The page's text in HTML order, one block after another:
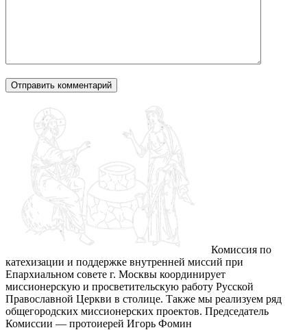
Комиссия по
катехизации и поддержке внутренней миссий при
Епархиальном совете г. Москвы координирует
миссионерскую и просветительскую работу Русской
Православной Церкви в столице. Также мы реализуем ряд
общегородских миссионерских проектов. Председатель
Комиссии — протоиерей Игорь Фомин